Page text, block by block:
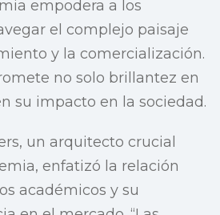
empodera a los
el complejo paisaje
y la comercialización.
no solo brillantez en
su impacto en la sociedad.
un arquitecto crucial
enfatizó la relación
académicos y su